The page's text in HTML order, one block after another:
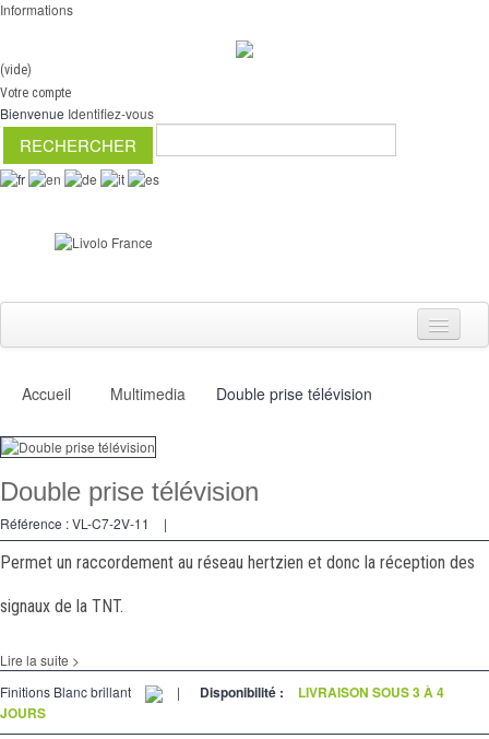
Informations
(vide)
Votre compte
Bienvenue Identifiez-vous
Interrupteurs
Variateurs
Va et Vients
Pièces
Supports
Accueil Multimedia Double prise télévision
Double prise télévision
Référence :VL-C7-2V-11 |
Permet un raccordement au réseau hertzien et donc la réception des
signaux de la TNT.
Lire la suite >
Finitions Blanc brillant
| Disponibilité :
LIVRAISON SOUS 3 À 4
JOURS